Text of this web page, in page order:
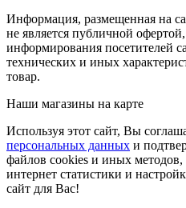
Информация, размещенная на
не является публичной
информирования посетителей
технических и иных
товар.
Наши магазины на карте
Используя этот сайт, Вы
персональных данных и
файлов cookies и иных методов,
интернет статистики и
сайт для Вас!